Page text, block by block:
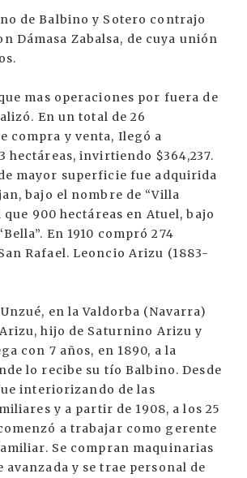
de Balbino y Sotero contrajo
Dámasa Zabalsa, de cuya unión
mas operaciones por fuera de
En un total de 26
compra y venta, Ilegó a
hectáreas, invirtiendo $364,237.
mayor superficie fue adquirida
bajo el nombre de “Villa
que 900 hectáreas en Atuel, bajo
En 1910 compró 274
Rafael. Leoncio Arizu (1883-
en la Valdorba (Navarra)
hijo de Saturnino Arizu y
con 7 años, en 1890, a la
lo recibe su tío Balbino. Desde
interiorizando de las
y a partir de 1908, a los 25
a trabajar como gerente
Se compran maquinarias
avanzada y se trae personal de